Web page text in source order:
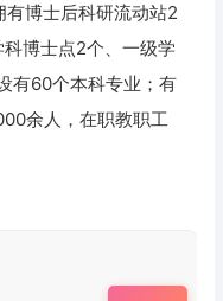
博士后科研流动站2
博士点2个、一级学
有60个本科专业；有
余人，在职教职工